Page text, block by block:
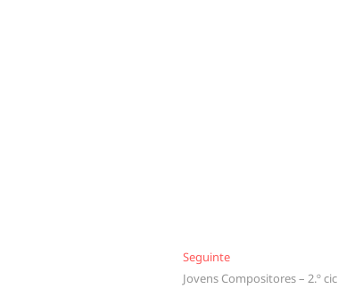
SeguinteSeguinte
Jovens Compositores – 2.º